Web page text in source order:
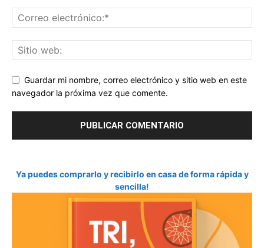
Guardar mi nombre, correo electrónico y sitio web en este
navegador la próxima vez que comente.
Ya puedes comprarlo y recibirlo en casa de forma rápida y
sencilla!